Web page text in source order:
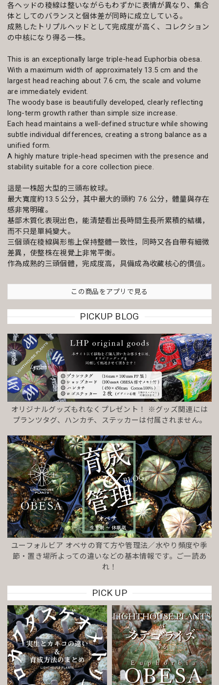
各ヘッドの稜線は整いながらもわずかに表情が異なり、集合
体としてのバランスと個体差が同時に成立している。
成熟したトリプルヘッドとして完成度が高く、コレクション
の中核になり得る一株。
This is an exceptionally large triple-head Euphorbia obesa.
With a maximum width of approximately 13.5 cm and the
largest head reaching about 7.6 cm, the scale and volume
are immediately evident.
The woody base is beautifully developed, clearly reflecting
long-term growth rather than simple size increase.
Each head maintains a well-defined structure while showing
subtle individual differences, creating a strong balance as a
unified form.
A highly mature triple-head specimen with the presence and
stability suitable for a core collection piece.
這是一株超大型的三頭布紋球。
最大寬度約13.5 公分，其中最大的頭約 7.6 公分，體量與存在
感非常明確。
基部木質化表現出色，能清楚看出長時間生長所累積的結構，
而不只是單純變大。
三個頭在稜線與形態上保持整體一致性，同時又各自帶有細微
差異，使整株在視覺上非常平衡。
作為成熟的三頭個體，完成度高，具備成為收藏核心的價值。
この商品をアプリで見る
PICKUP BLOG
オリジナルグッズもれなくプレゼント！ ※グッズ関連には
プランツタグ、ハンカチ、ステッカーは付属されません。
ユーフォルビア オベサの育て方や管理法／水やり頻度や季
節・置き場所よっての違いなどの基本情報です。ご一読あ
れ！
PICK UP